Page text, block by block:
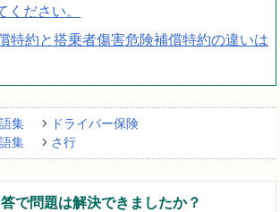
ください。
特約と搭乗者傷害危険補償特約の違いは
集
ドライバー保険
集
さ行
で問題は解決できましたか？